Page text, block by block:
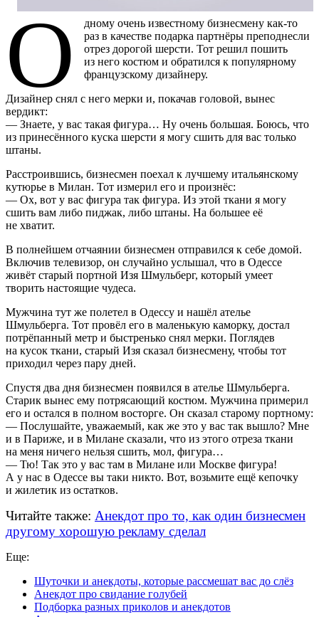
О
дному очень известному бизнесмену как-то
раз в качестве подарка партнёры преподнесли
отрез дорогой шерсти. Тот решил пошить
из него костюм и обратился к популярному
французскому дизайнеру.
Дизайнер снял с него мерки и, покачав головой, вынес
вердикт:
— Знаете, у вас такая фигура… Ну очень большая. Боюсь, что
из принесённого куска шерсти я могу сшить для вас только
штаны.
Расстроившись, бизнесмен поехал к лучшему итальянскому
кутюрье в Милан. Тот измерил его и произнёс:
— Ох, вот у вас фигура так фигура. Из этой ткани я могу
сшить вам либо пиджак, либо штаны. На большее её
не хватит.
В полнейшем отчаянии бизнесмен отправился к себе домой.
Включив телевизор, он случайно услышал, что в Одессе
живёт старый портной Изя Шмульберг, который умеет
творить настоящие чудеса.
Мужчина тут же полетел в Одессу и нашёл ателье
Шмульберга. Тот провёл его в маленькую каморку, достал
потрёпанный метр и быстренько снял мерки. Поглядев
на кусок ткани, старый Изя сказал бизнесмену, чтобы тот
приходил через пару дней.
Спустя два дня бизнесмен появился в ателье Шмульберга.
Старик вынес ему потрясающий костюм. Мужчина примерил
его и остался в полном восторге. Он сказал старому портному:
— Послушайте, уважаемый, как же это у вас так вышло? Мне
и в Париже, и в Милане сказали, что из этого отреза ткани
на меня ничего нельзя сшить, мол, фигура…
— Тю! Так это у вас там в Милане или Москве фигура!
А у нас в Одессе вы таки никто. Вот, возьмите ещё кепочку
и жилетик из остатков.
Читайте также: Анекдот про то, как один бизнесмен
другому хорошую рекламу сделал
Еще:
Шуточки и анекдоты, которые рассмешат вас до слёз
Анекдот про свидание голубей
Подборка разных приколов и анекдотов